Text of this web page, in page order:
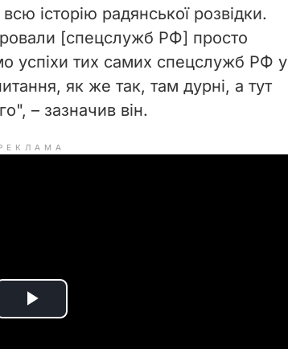
історію радянської розвідки.
[спецслужб РФ] просто
успіхи тих самих спецслужб РФ у
як же так, там дурні, а тут
– зазначив він.
P